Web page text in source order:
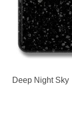
Deep Night Sky